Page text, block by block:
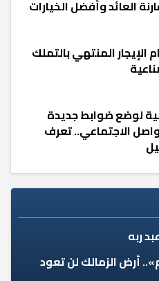
العائد وأفضل الخيارات
الإيجار المنتهي بالتملك
لوضع ضوابط جديدة
الاجتماعي.. تعرف
ربه
أرض الزمالك لن تعود